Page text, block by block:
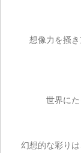
想像力を掻
世界に
幻想的な彩り